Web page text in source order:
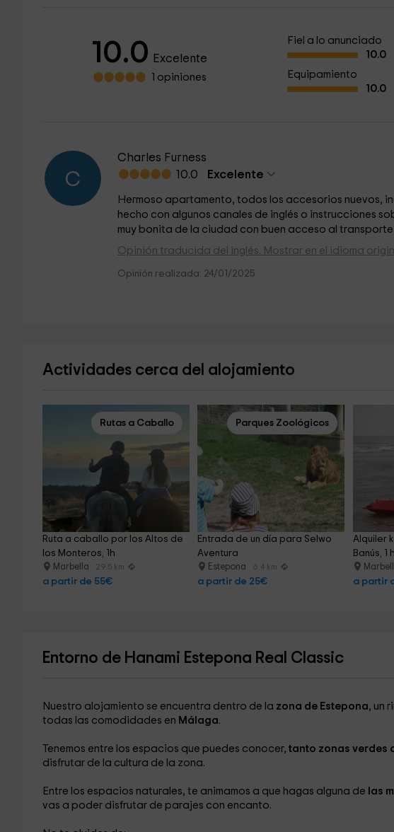
10.0 Excelente
1 opiniones
Fiel a lo anunciado
10.0
Equipamiento
10.0
C
Charles Furness
10.0 Excelente
Hermoso apartamento, todos los accesorios nuevos,
hecho con algunos canales de inglés o instrucciones
muy bonita de la ciudad con buen acceso al transporte
Opinión traducida del inglés. Mostrar en el idioma
Opinión realizada: 24/01/2025
Actividades cerca del alojamiento
Rutas a Caballo
Ruta a caballo por los Altos de
los Monteros, 1h
Marbella 29.5 km
a partir de 55€
Parques Zoológicos
Entrada de un día para Selwo
Aventura
Estepona 6.4 km
a partir de 25€
Alquiler
Banús, 1
a partir
Entorno de Hanami Estepona Real Classic
Nuestro alojamiento se encuentra dentro de la zona de Estepona, un
todas las comodidades en Málaga.
Tenemos entre los espacios que puedes conocer, tanto zonas verdes
disfrutar de la cultura de la zona.
Entre los espacios naturales, te animamos a que hagas alguna de las
vas a poder disfrutar de parajes con encanto.